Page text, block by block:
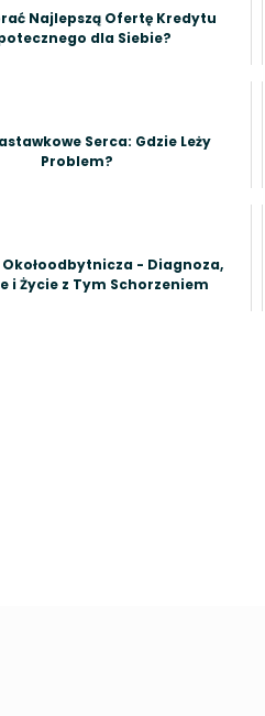
Najlepszą Ofertę Kredytu
dla Siebie?
Serca: Gdzie Leży
Problem?
- Diagnoza,
i Życie z Tym Schorzeniem